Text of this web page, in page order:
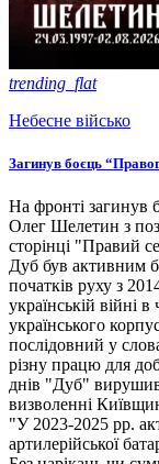
trending_flat
Небесне військо
Загинув боєць
На фронті загинув
Олег Шелетин з
сторінці "Правий
Дуб був активним
початків руху з
українській війні
українського
послідовний у
різну працю для
днів "Дуб" вирушив
визволенні
"У 2023-2025 рр.
артилерійської